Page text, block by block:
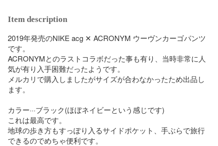
Item description
2019年発売のNIKE acg ✕ ACRONYM ウーヴンカーゴパンツ
です。
ACRONYMとのラストコラボだった事も有り、当時非常に人
気が有り入手困難だったようです。
メルカリで購入しましたがサイズが合わなかったため出品し
ます。
カラー···ブラック(ほぼネイビーという感じです)
これは最高です。
地球の歩き方もすっぽり入るサイドポケット、手ぶらで旅行
できるのでめちゃ便利です。